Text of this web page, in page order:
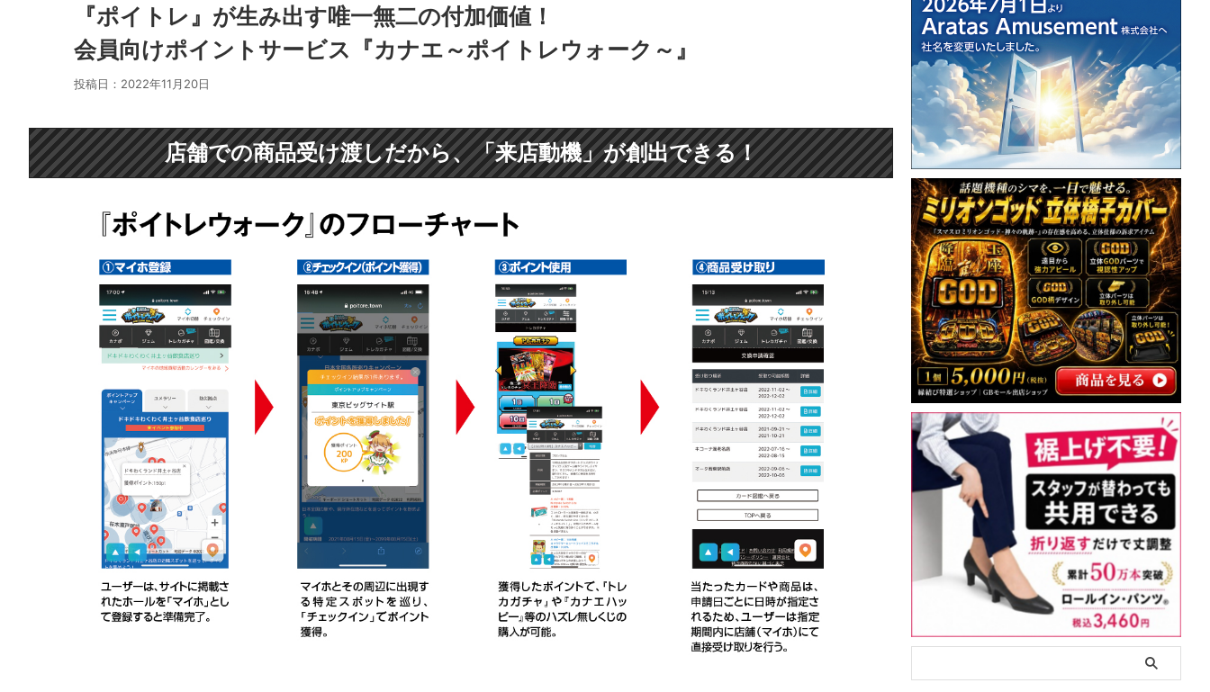
『ポイトレ』が生み出す唯一無二の付加価値！
会員向けポイントサービス『カナエ～ポイトレウォーク～』
投稿日： 2022年11月20日
店舗での商品受け渡しだから、「来店動機」が創出できる！